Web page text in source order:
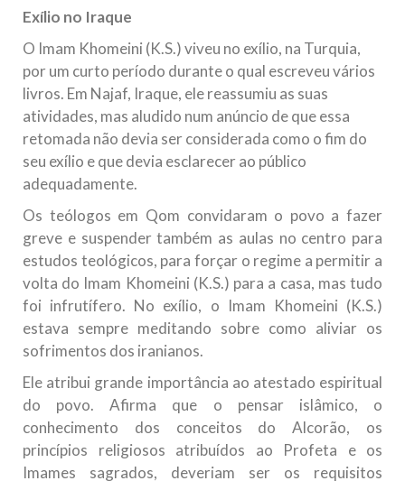
Exílio no Iraque
O Imam Khomeini (K.S.) viveu no exílio, na Turquia,
por um curto período durante o qual escreveu vários
livros. Em Najaf, Iraque, ele reassumiu as suas
atividades, mas aludido num anúncio de que essa
retomada não devia ser considerada como o fim do
seu exílio e que devia esclarecer ao público
adequadamente.
Os teólogos em Qom convidaram o povo a fazer
greve e suspender também as aulas no centro para
estudos teológicos, para forçar o regime a permitir a
volta do Imam Khomeini (K.S.) para a casa, mas tudo
foi infrutífero. No exílio, o Imam Khomeini (K.S.)
estava sempre meditando sobre como aliviar os
sofrimentos dos iranianos.
Ele atribui grande importância ao atestado espiritual
do povo. Afirma que o pensar islâmico, o
conhecimento dos conceitos do Alcorão, os
princípios religiosos atribuídos ao Profeta e os
Imames sagrados, deveriam ser os requisitos